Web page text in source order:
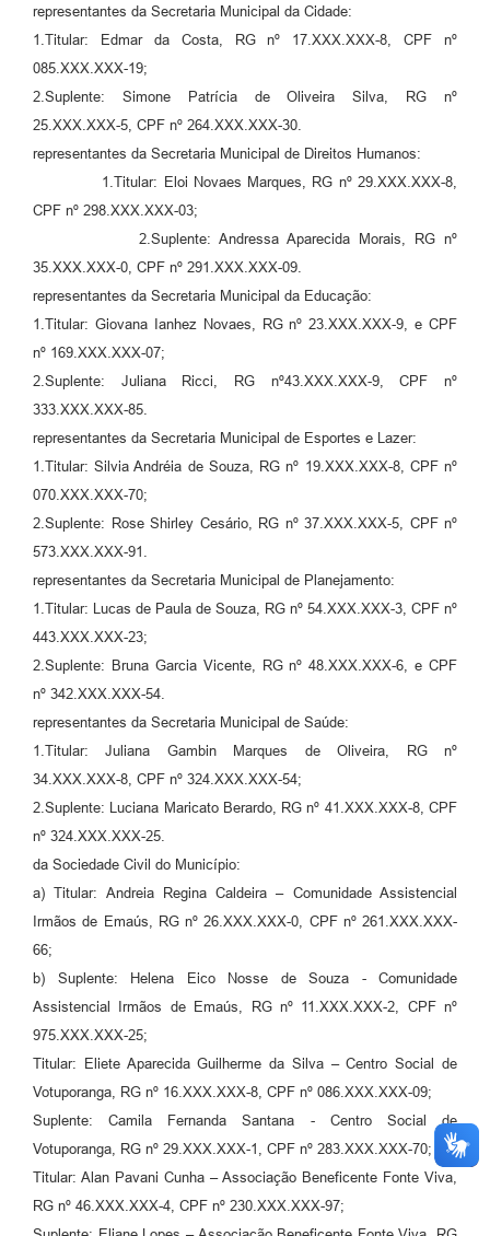
representantes da Secretaria Municipal da Cidade:
1.Titular: Edmar da Costa, RG nº 17.XXX.XXX-8, CPF nº
085.XXX.XXX-19;
2.Suplente: Simone Patrícia de Oliveira Silva, RG nº
25.XXX.XXX-5, CPF nº 264.XXX.XXX-30.
representantes da Secretaria Municipal de Direitos Humanos:
1.Titular: Eloi Novaes Marques, RG nº 29.XXX.XXX-8,
CPF nº 298.XXX.XXX-03;
2.Suplente: Andressa Aparecida Morais, RG nº
35.XXX.XXX-0, CPF nº 291.XXX.XXX-09.
representantes da Secretaria Municipal da Educação:
1.Titular: Giovana Ianhez Novaes, RG nº 23.XXX.XXX-9, e CPF
nº 169.XXX.XXX-07;
2.Suplente: Juliana Ricci, RG nº43.XXX.XXX-9, CPF nº
333.XXX.XXX-85.
representantes da Secretaria Municipal de Esportes e Lazer:
1.Titular: Silvia Andréia de Souza, RG nº 19.XXX.XXX-8, CPF nº
070.XXX.XXX-70;
2.Suplente: Rose Shirley Cesário, RG nº 37.XXX.XXX-5, CPF nº
573.XXX.XXX-91.
representantes da Secretaria Municipal de Planejamento:
1.Titular: Lucas de Paula de Souza, RG nº 54.XXX.XXX-3, CPF nº
443.XXX.XXX-23;
2.Suplente: Bruna Garcia Vicente, RG nº 48.XXX.XXX-6, e CPF
nº 342.XXX.XXX-54.
representantes da Secretaria Municipal de Saúde:
1.Titular: Juliana Gambin Marques de Oliveira, RG nº
34.XXX.XXX-8, CPF nº 324.XXX.XXX-54;
2.Suplente: Luciana Maricato Berardo, RG nº 41.XXX.XXX-8, CPF
nº 324.XXX.XXX-25.
da Sociedade Civil do Município:
a) Titular: Andreia Regina Caldeira – Comunidade Assistencial
Irmãos de Emaús, RG nº 26.XXX.XXX-0, CPF nº 261.XXX.XXX-
66;
b) Suplente: Helena Eico Nosse de Souza - Comunidade
Assistencial Irmãos de Emaús, RG nº 11.XXX.XXX-2, CPF nº
975.XXX.XXX-25;
Titular: Eliete Aparecida Guilherme da Silva – Centro Social de
Votuporanga, RG nº 16.XXX.XXX-8, CPF nº 086.XXX.XXX-09;
Suplente: Camila Fernanda Santana - Centro Social de
Votuporanga, RG nº 29.XXX.XXX-1, CPF nº 283.XXX.XXX-70;
Titular: Alan Pavani Cunha – Associação Beneficente Fonte Viva,
RG nº 46.XXX.XXX-4, CPF nº 230.XXX.XXX-97;